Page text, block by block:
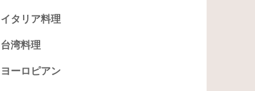
イタリア料理
台湾料理
ヨーロピアン